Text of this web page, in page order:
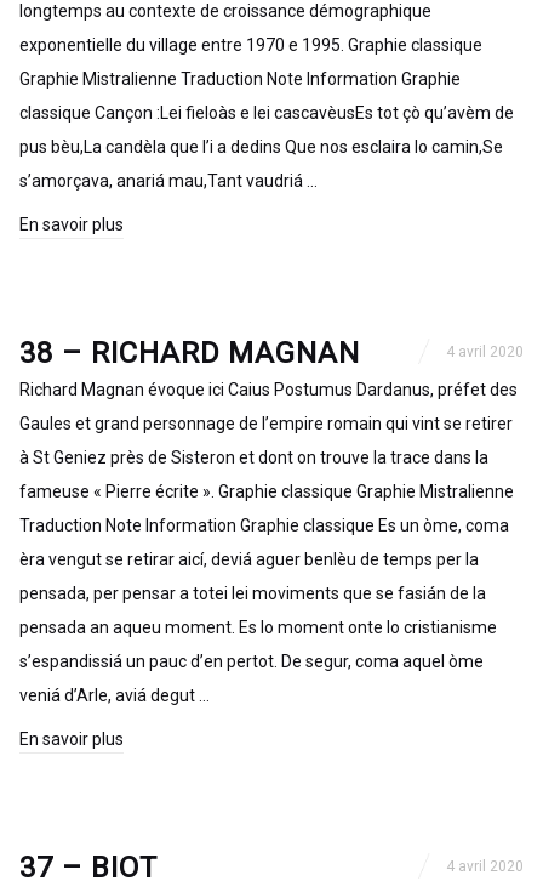
longtemps au contexte de croissance démographique
exponentielle du village entre 1970 e 1995. Graphie classique
Graphie Mistralienne Traduction Note Information Graphie
classique Cançon :Lei fieloàs e lei cascavèusEs tot çò qu’avèm de
pus bèu,La candèla que l’i a dedins Que nos esclaira lo camin,Se
s’amorçava, anariá mau,Tant vaudriá …
En savoir plus
38 – RICHARD MAGNAN 4 avril 2020
Richard Magnan évoque ici Caius Postumus Dardanus, préfet des
Gaules et grand personnage de l’empire romain qui vint se retirer
à St Geniez près de Sisteron et dont on trouve la trace dans la
fameuse « Pierre écrite ». Graphie classique Graphie Mistralienne
Traduction Note Information Graphie classique Es un òme, coma
èra vengut se retirar aicí, deviá aguer benlèu de temps per la
pensada, per pensar a totei lei moviments que se fasián de la
pensada an aqueu moment. Es lo moment onte lo cristianisme
s’espandissiá un pauc d’en pertot. De segur, coma aquel òme
veniá d’Arle, aviá degut …
En savoir plus
37 – BIOT 4 avril 2020